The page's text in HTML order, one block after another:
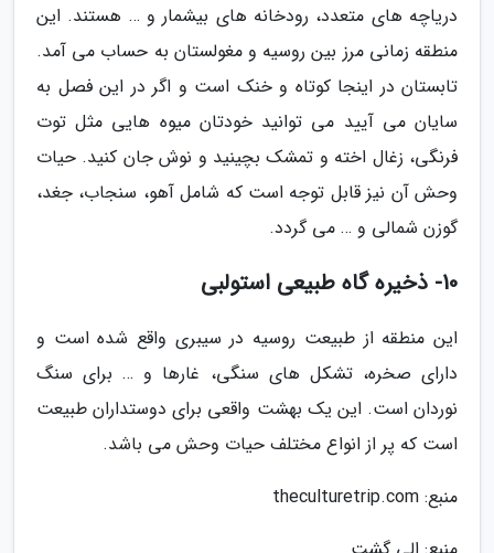
دریاچه های متعدد، رودخانه های بیشمار و … هستند. این
منطقه زمانی مرز بین روسیه و مغولستان به حساب می آمد.
تابستان در اینجا کوتاه و خنک است و اگر در این فصل به
سایان می آیید می توانید خودتان میوه هایی مثل توت
فرنگی، زغال اخته و تمشک بچینید و نوش جان کنید. حیات
وحش آن نیز قابل توجه است که شامل آهو، سنجاب، جغد،
گوزن شمالی و … می گردد.
10- ذخیره گاه طبیعی استولبی
این منطقه از طبیعت روسیه در سیبری واقع شده است و
دارای صخره، تشکل های سنگی، غارها و … برای سنگ
نوردان است. این یک بهشت واقعی برای دوستداران طبیعت
است که پر از انواع مختلف حیات وحش می باشد.
منبع: theculturetrip.com